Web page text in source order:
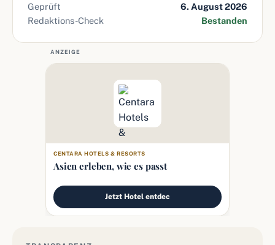
Geprüft
6. August 2026
Redaktions-Check
Bestanden
ANZEIGE
CENTARA HOTELS & RESORTS
Asien erleben, wie es passt
Jetzt Hotel entdec